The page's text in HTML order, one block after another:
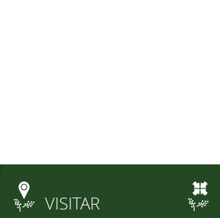
VISITAR